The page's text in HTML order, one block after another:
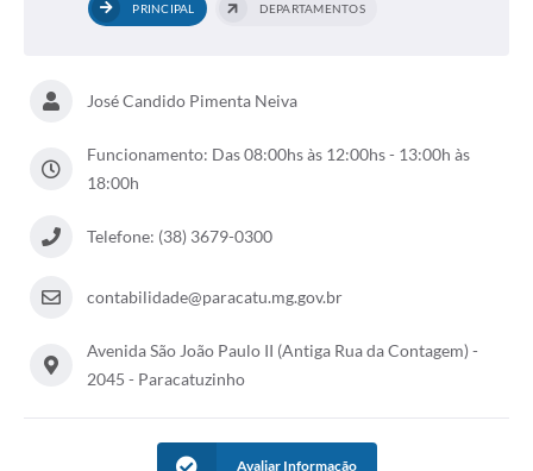
PRINCIPAL DEPARTAMENTOS
José Candido Pimenta Neiva
Funcionamento: Das 08:00hs às 12:00hs - 13:00h às
18:00h
Telefone: (38) 3679-0300
contabilidade@paracatu.mg.gov.br
Avenida São João Paulo II (Antiga Rua da Contagem) -
2045 - Paracatuzinho
Avaliar Informação